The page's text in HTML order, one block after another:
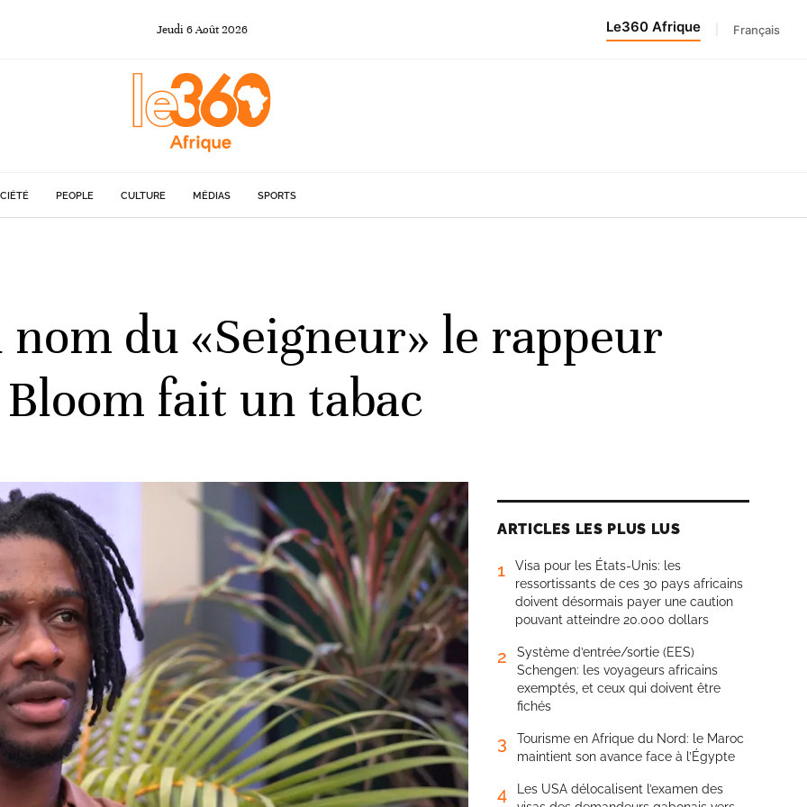
Jeudi 6Août 2026 Le360 Afrique Français
PEOPLE CULTURE MÉDIAS SPORTS
nom du «Seigneur» le rappeur
fait un tabac
ARTICLES LES PLUS LUS
1
Visa pour les États-Unis: les
ressortissants de ces 30 pays africains
doivent désormais payer une caution
pouvant atteindre 20.000 dollars
2
Système d’entrée/sortie (EES)
Schengen: les voyageurs africains
exemptés, et ceux qui doivent être
fichés
3
Tourisme en Afrique du Nord: le Maroc
maintient son avance face à l’Égypte
4
Les USA délocalisent l’examen des